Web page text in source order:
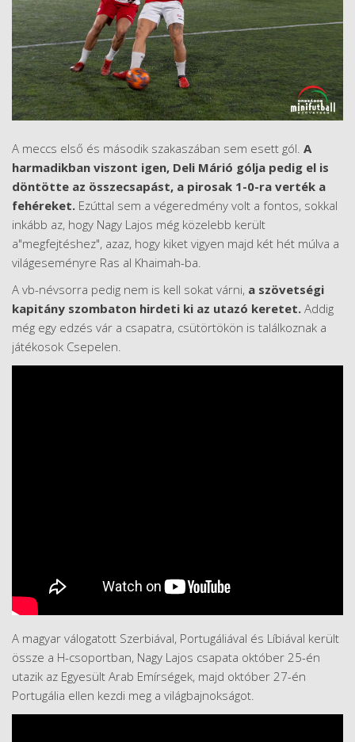
A meccs első és második szakaszában sem esett gól. A
harmadikban viszont igen, Deli Márió gólja pedig el is
döntötte az összecsapást, a pirosak 1-0-ra verték a
fehéreket. Ezúttal sem a végeredmény volt a fontos, sokkal
inkább az, hogy Nagy Lajos még közelebb került
a"megfejtéshez", azaz, hogy kiket vigyen majd két hét múlva a
világeseményre Ras al Khaimah-ba.
A vb-névsorra pedig nem is kell sokat várni, a szövetségi
kapitány szombaton hirdeti ki az utazó keretet. Addig
még egy edzés vár a csapatra, csütörtökön is találkoznak a
játékosok Csepelen.
A magyar válogatott Szerbiával, Portugáliával és Líbiával került
össze a H-csoportban, Nagy Lajos csapata október 25-én
utazik az Egyesült Arab Emírségek, majd október 27-én
Portugália ellen kezdi meg a világbajnokságot.